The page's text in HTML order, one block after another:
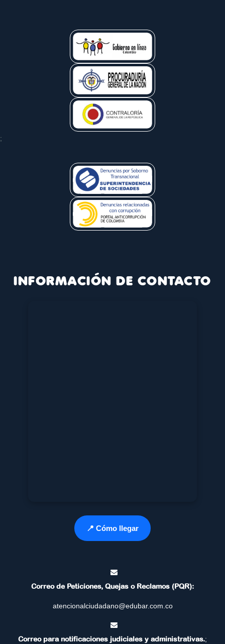
;
INFORMACIÓN DE CONTACTO
📍 Cómo llegar
Correo de Peticiones, Quejas o Reclamos (PQR):
atencionalciudadano@edubar.com.co
Correo para notificaciones judiciales y administrativas.;